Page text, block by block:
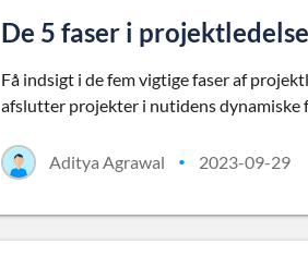
De 5 faser i
Få indsigt i de fem vigtige faser af
afslutter projekter i nutidens dynamiske
Aditya Agrawal • 2023-09-29